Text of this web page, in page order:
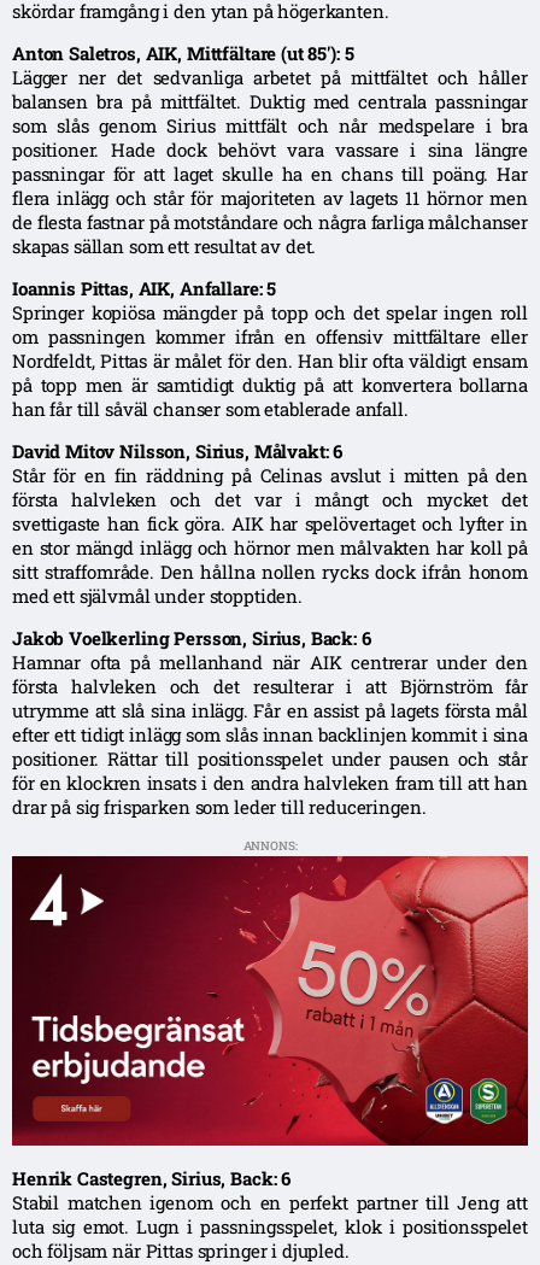
skördar framgång i den ytan på högerkanten.
Anton Saletros, AIK, Mittfältare (ut 85′): 5
Lägger ner det sedvanliga arbetet på mittfältet och håller
balansen bra på mittfältet. Duktig med centrala passningar
som slås genom Sirius mittfält och når medspelare i bra
positioner. Hade dock behövt vara vassare i sina längre
passningar för att laget skulle ha en chans till poäng. Har
flera inlägg och står för majoriteten av lagets 11 hörnor men
de flesta fastnar på motståndare och några farliga målchanser
skapas sällan som ett resultat av det.
Ioannis Pittas, AIK, Anfallare: 5
Springer kopiösa mängder på topp och det spelar ingen roll
om passningen kommer ifrån en offensiv mittfältare eller
Nordfeldt, Pittas är målet för den. Han blir ofta väldigt ensam
på topp men är samtidigt duktig på att konvertera bollarna
han får till såväl chanser som etablerade anfall.
David Mitov Nilsson, Sirius, Målvakt: 6
Står för en fin räddning på Celinas avslut i mitten på den
första halvleken och det var i mångt och mycket det
svettigaste han fick göra. AIK har spelövertaget och lyfter in
en stor mängd inlägg och hörnor men målvakten har koll på
sitt straffområde. Den hållna nollen rycks dock ifrån honom
med ett självmål under stopptiden.
Jakob Voelkerling Persson, Sirius, Back: 6
Hamnar ofta på mellanhand när AIK centrerar under den
första halvleken och det resulterar i att Björnström får
utrymme att slå sina inlägg. Får en assist på lagets första mål
efter ett tidigt inlägg som slås innan backlinjen kommit i sina
positioner. Rättar till positionsspelet under pausen och står
för en klockren insats i den andra halvleken fram till att han
drar på sig frisparken som leder till reduceringen.
ANNONS:
Henrik Castegren, Sirius, Back: 6
Stabil matchen igenom och en perfekt partner till Jeng att
luta sig emot. Lugn i passningsspelet, klok i positionsspelet
och följsam när Pittas springer i djupled.